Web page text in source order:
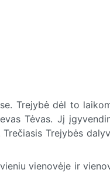
Trejybė dėl to
Tėvas. Jį
Trejybės
vienovėje ir